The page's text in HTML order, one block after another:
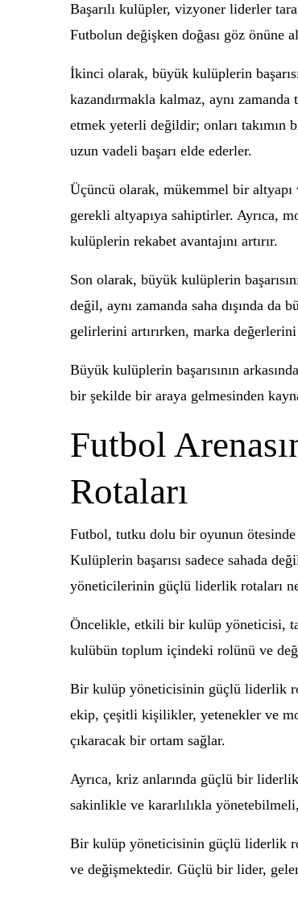
Başarılı kulüpler, vizyoner liderler
Futbolun değişken doğası göz önüne
İkinci olarak, büyük kulüplerin
kazandırmakla kalmaz, aynı
etmek yeterli değildir; onları takımın
uzun vadeli başarı elde ederler.
Üçüncü olarak, mükemmel bir
gerekli altyapıya sahiptirler. Ayrıca,
kulüplerin rekabet avantajını artırır.
Son olarak, büyük kulüplerin
değil, aynı zamanda saha dışında
gelirlerini artırırken, marka
Büyük kulüplerin başarısının
bir şekilde bir araya gelmesinden
Futbol
Rotaları
Futbol, tutku dolu bir oyunun
Kulüplerin başarısı sadece sahada
yöneticilerinin güçlü liderlik rotaları
Öncelikle, etkili bir kulüp yöneticisi,
kulübün toplum içindeki rolünü ve
Bir kulüp yöneticisinin güçlü liderlik
ekip, çeşitli kişilikler, yetenekler ve
çıkaracak bir ortam sağlar.
Ayrıca, kriz anlarında güçlü bir
sakinlikle ve kararlılıkla
Bir kulüp yöneticisinin güçlü liderlik
ve değişmektedir. Güçlü bir lider,